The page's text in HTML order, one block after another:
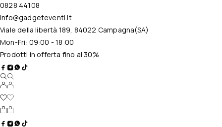
0828 44108
info@gadgeteventi.it
Viale della libertà 189, 84022 Campagna(SA)
Mon-Fri: 09:00 - 18:00
Prodotti in offerta fino al 30%